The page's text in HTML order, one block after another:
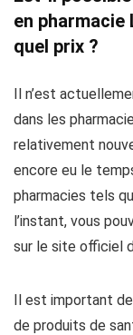
en
quel prix ?
Il n’est
dans les
relativement
encore eu le
pharmacies tels
l’instant, vous
sur le site officiel
Il est important
de produits de